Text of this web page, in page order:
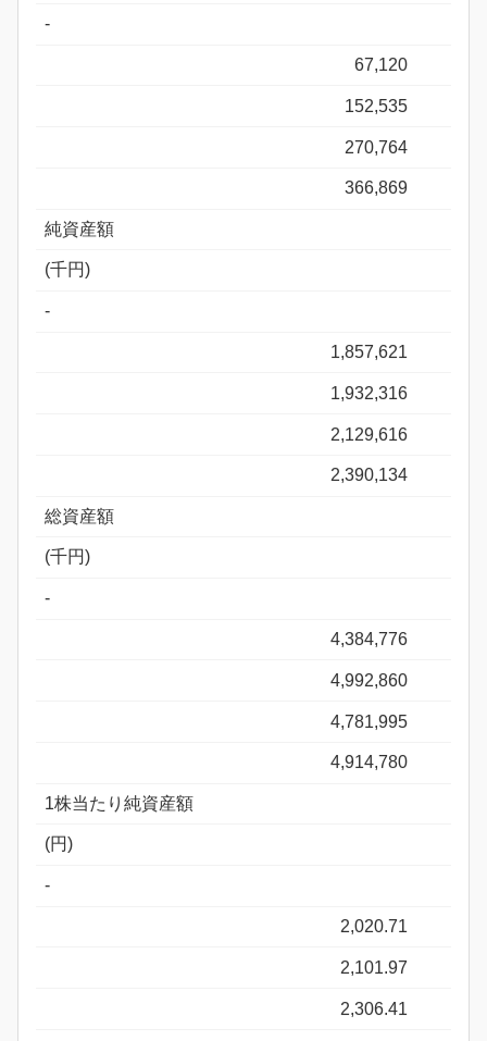
-
67,120
152,535
270,764
366,869
純資産額
(千円)
-
1,857,621
1,932,316
2,129,616
2,390,134
総資産額
(千円)
-
4,384,776
4,992,860
4,781,995
4,914,780
1株当たり純資産額
(円)
-
2,020.71
2,101.97
2,306.41